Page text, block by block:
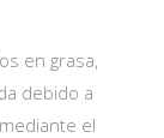
en grasa,
debido a
el